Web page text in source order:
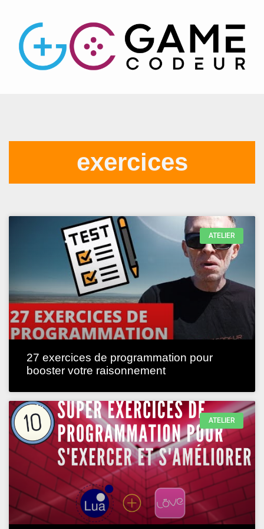
exercices
ATELIER
27 exercices de programmation pour
booster votre raisonnement
ATELIER